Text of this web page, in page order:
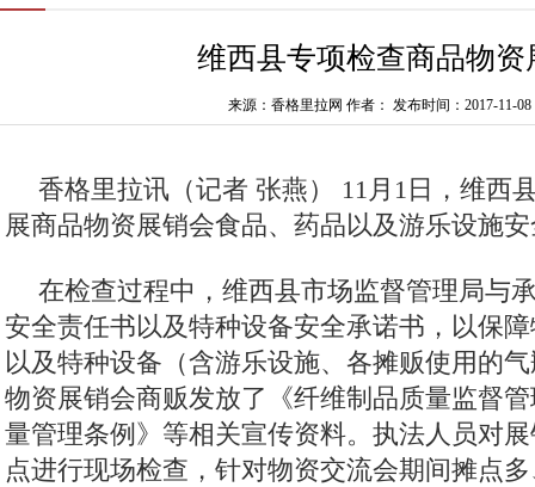
法治迪庆
维西县专项检查商品物资
来源：香格里拉网 作者： 发布时间：2017-11-08
香格里拉讯（记者 张燕）
11月1日，维西
展商品物资展销会食品、药品以及游乐设施
在检查过程中，维西县市场监督管理局与
安全责任书以及特种设备安全承诺书，以保
以及特种设备（含游乐设施、各摊贩使用的
物资展销会商贩发放了《纤维制品质量监督
量管理条例》等相关宣传资料。执法人员对
点进行现场检查，针对物资交流会期间摊点